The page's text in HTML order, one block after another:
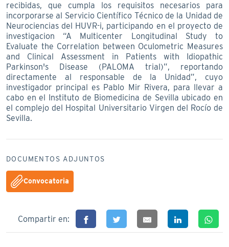
recibidas, que cumpla los requisitos necesarios para
incorporarse al Servicio Científico Técnico de la Unidad de
Neurociencias del HUVR-i, participando en el proyecto de
investigacion “A Multicenter Longitudinal Study to
Evaluate the Correlation between Oculometric Measures
and Clinical Assessment in Patients with Idiopathic
Parkinson's Disease (PALOMA trial)”, reportando
directamente al responsable de la Unidad”, cuyo
investigador principal es Pablo Mir Rivera, para llevar a
cabo en el Instituto de Biomedicina de Sevilla ubicado en
el complejo del Hospital Universitario Virgen del Rocío de
Sevilla.
DOCUMENTOS ADJUNTOS
Convocatoria
Compartir en: